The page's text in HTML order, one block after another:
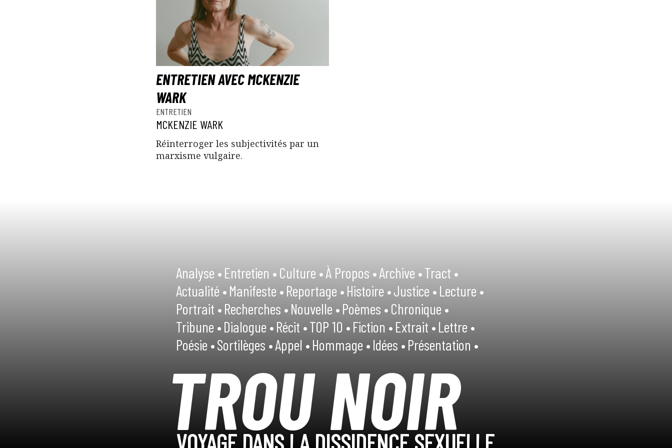
ENTRETIEN AVEC MCKENZIE
WARK
ENTRETIEN
MCKENZIE WARK
Réinterroger les subjectivités par un
marxisme vulgaire.
Analyse •Entretien •Culture •À Propos •Archive •Tract •
Actualité •Manifeste •Reportage •Histoire •Justice •Lecture •
Portrait •Recherches •Nouvelle •Poèmes •Chronique •
Tribune •Dialogue •Récit •TOP 10 •Fiction •Extrait •Lettre •
Poésie •Sortilèges •Appel •Hommage •Idées •Présentation •
TROU NOIR